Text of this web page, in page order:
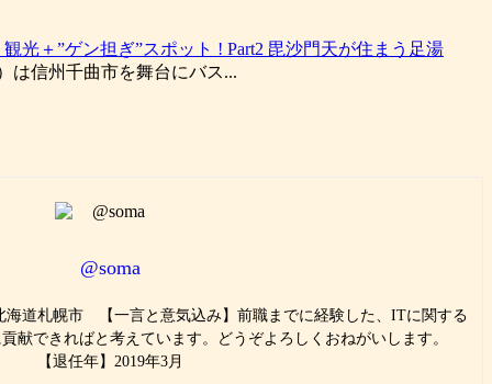
光＋”ゲン担ぎ”スポット ! Part2 毘沙門天が住まう足湯
は信州千曲市を舞台にバス...
@soma
道札幌市 【一言と意気込み】前職までに経験した、ITに関する
献できればと考えています。どうぞよろしくおねがいします。
【退任年】2019年3月